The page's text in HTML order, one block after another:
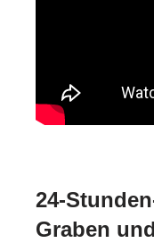
24-
Graben